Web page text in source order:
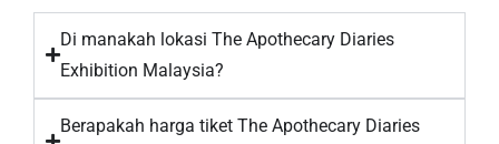
Di manakah lokasi The Apothecary Diaries
Exhibition Malaysia?
Berapakah harga tiket The Apothecary Diaries